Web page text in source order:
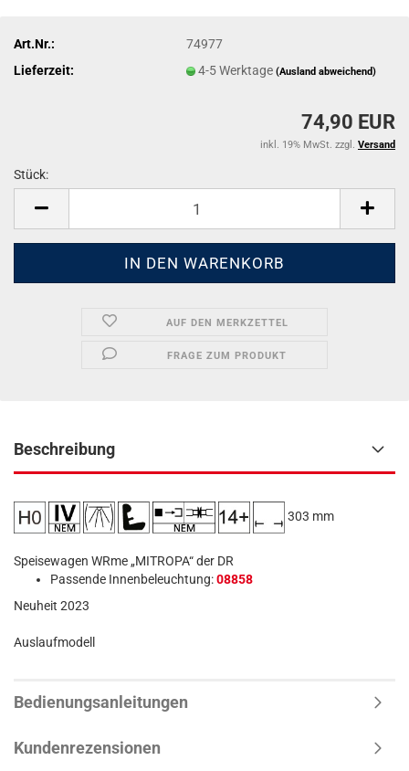
Art.Nr.:
74977
Lieferzeit:
4-5 Werktage(Ausland abweichend)
74,90 EUR
inkl. 19% MwSt. zzgl. Versand
Stück:
AUF DEN MERKZETTEL
FRAGE ZUM PRODUKT
Beschreibung
303 mm
Speisewagen WRme „MITROPA“ der DR
Passende Innenbeleuchtung:08858
Neuheit 2023
Auslaufmodell
Bedienungsanleitungen
Kundenrezensionen